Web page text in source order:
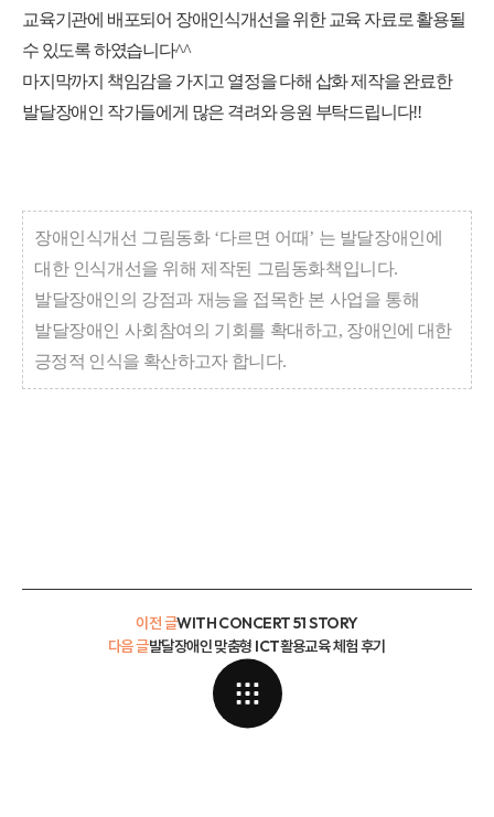
교육기관에 배포되어 장애인식개선을 위한 교육 자료로 활용될
수 있도록 하였습니다^^
마지막까지 책임감을 가지고 열정을 다해 삽화 제작을 완료한
발달장애인 작가들에게 많은 격려와 응원 부탁드립니다!!
장애인식개선 그림동화 ‘다르면 어때’ 는 발달장애인에
대한 인식개선을 위해 제작된 그림동화책입니다.
발달장애인의 강점과 재능을 접목한 본 사업을 통해
발달장애인 사회참여의 기회를 확대하고, 장애인에 대한
긍정적 인식을 확산하고자 합니다.
이전 글WITH CONCERT 51 STORY
발달장애인 맞춤형 ICT활용교육 체험 후기
다음 글